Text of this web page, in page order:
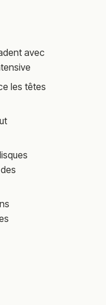
avec
les têtes